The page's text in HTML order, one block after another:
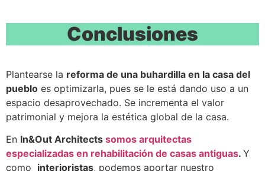
Conclusiones
Plantearse la reforma de una buhardilla en la casa del
pueblo es optimizarla, pues se le está dando uso a un
espacio desaprovechado. Se incrementa el valor
patrimonial y mejora la estética global de la casa.
En In&Out Architects somos arquitectas
especializadas en rehabilitación de casas antiguas. Y
como interioristas, podemos aportar nuestro